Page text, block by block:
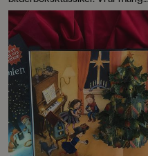
som skrattat med Max, njutit av
den vilda bebins äventyr och
gråtit floder till Andrejs längtan.
Boken om Juan och Rosalia är
deras första gemensamma bok
på många år.